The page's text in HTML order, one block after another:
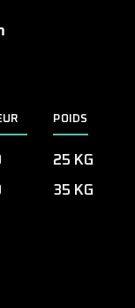
POIDS
25 KG
35 KG